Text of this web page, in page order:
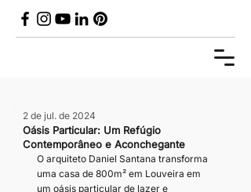
Oásis Particular: Um Refúgio
Contemporâneo e Aconchegante
2 de jul. de 2024
O arquiteto Daniel Santana transforma
uma casa de 800m² em Louveira em
um oásis particular de lazer e